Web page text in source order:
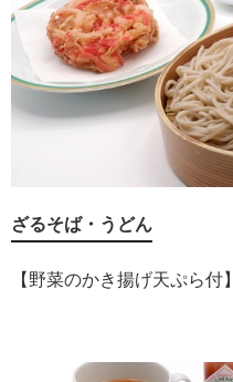
ざるそば・うどん
【野菜のかき揚げ天ぷら付】